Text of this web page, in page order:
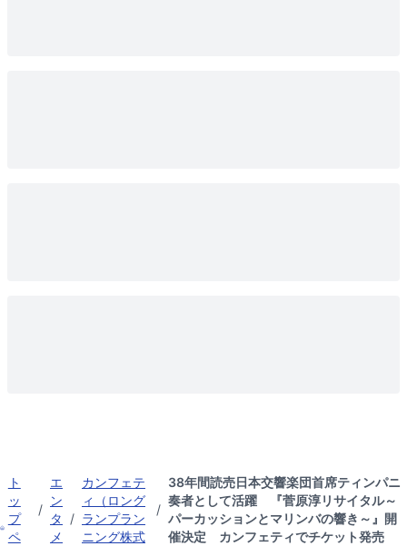
ト
ッ
プ
ペ
/
エ
ン
タ
メ
/
カンフェテ
ィ（ロング
ランプラン
ニング株式
/
38年間読売日本交響楽団首席ティンパニ
奏者として活躍 『菅原淳リサイタル～
パーカッションとマリンバの響き～』開
催決定 カンフェティでチケット発売